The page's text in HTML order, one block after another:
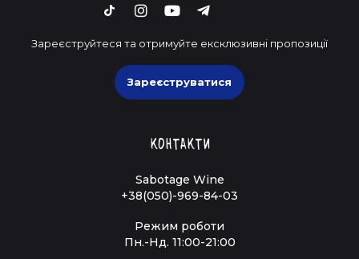
Зареєструйтеся та отримуйте ексклюзивні пропозиції
Зареєструватися
Контакти
Sabotage Wine
+38(050)-969-84-03
Режим роботи
Пн.-Нд. 11:00-21:00